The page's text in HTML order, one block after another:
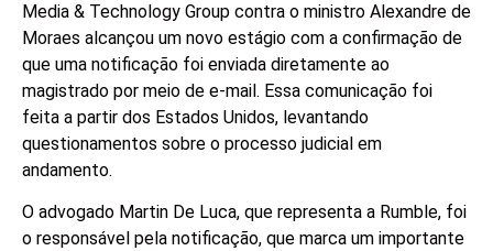
Media & Technology Group contra o ministro Alexandre de
Moraes alcançou um novo estágio com a confirmação de
que uma notificação foi enviada diretamente ao
magistrado por meio de e-mail. Essa comunicação foi
feita a partir dos Estados Unidos, levantando
questionamentos sobre o processo judicial em
andamento.
O advogado Martin De Luca, que representa a Rumble, foi
o responsável pela notificação, que marca um importante